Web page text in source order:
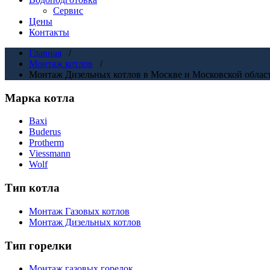
Сервис
Цены
Контакты
Главная /
Монтаж котлов /
Монтаж Дизельных котлов в Москве и Московской
Марка котла
Baxi
Buderus
Protherm
Viessmann
Wolf
Тип котла
Монтаж Газовых котлов
Монтаж Дизельных котлов
Тип горелки